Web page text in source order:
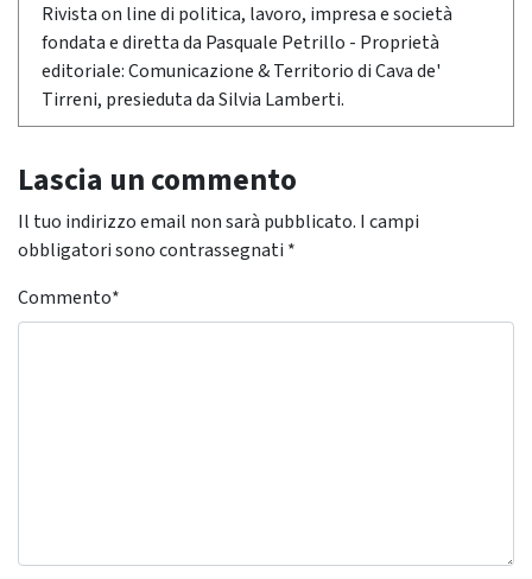
Rivista on line di politica, lavoro, impresa e società
fondata e diretta da Pasquale Petrillo - Proprietà
editoriale: Comunicazione & Territorio di Cava de'
Tirreni, presieduta da Silvia Lamberti.
Lascia un commento
Il tuo indirizzo email non sarà pubblicato. I campi
obbligatori sono contrassegnati *
Commento*